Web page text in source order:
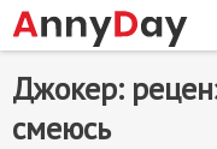
основному
Джокер:
смеюсь